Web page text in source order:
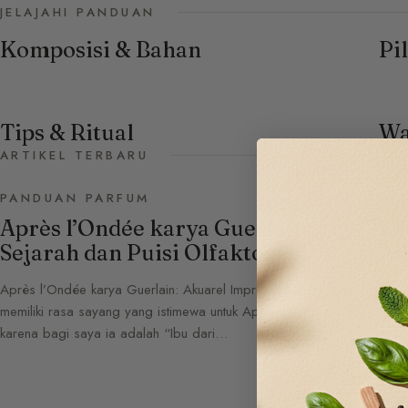
JELAJAHI PANDUAN
Komposisi & Bahan
Tips & Ritual
ARTIKEL TERBARU
PANDUAN PARFUM
Après l’Ondée karya Guerlain:
Sejarah dan Puisi Olfaktori
Après l’Ondée karya Guerlain: Akuarel Impresionistik Saya
memiliki rasa sayang yang istimewa untuk Après l’Ondée,
karena bagi saya ia adalah “Ibu dari…
Eau